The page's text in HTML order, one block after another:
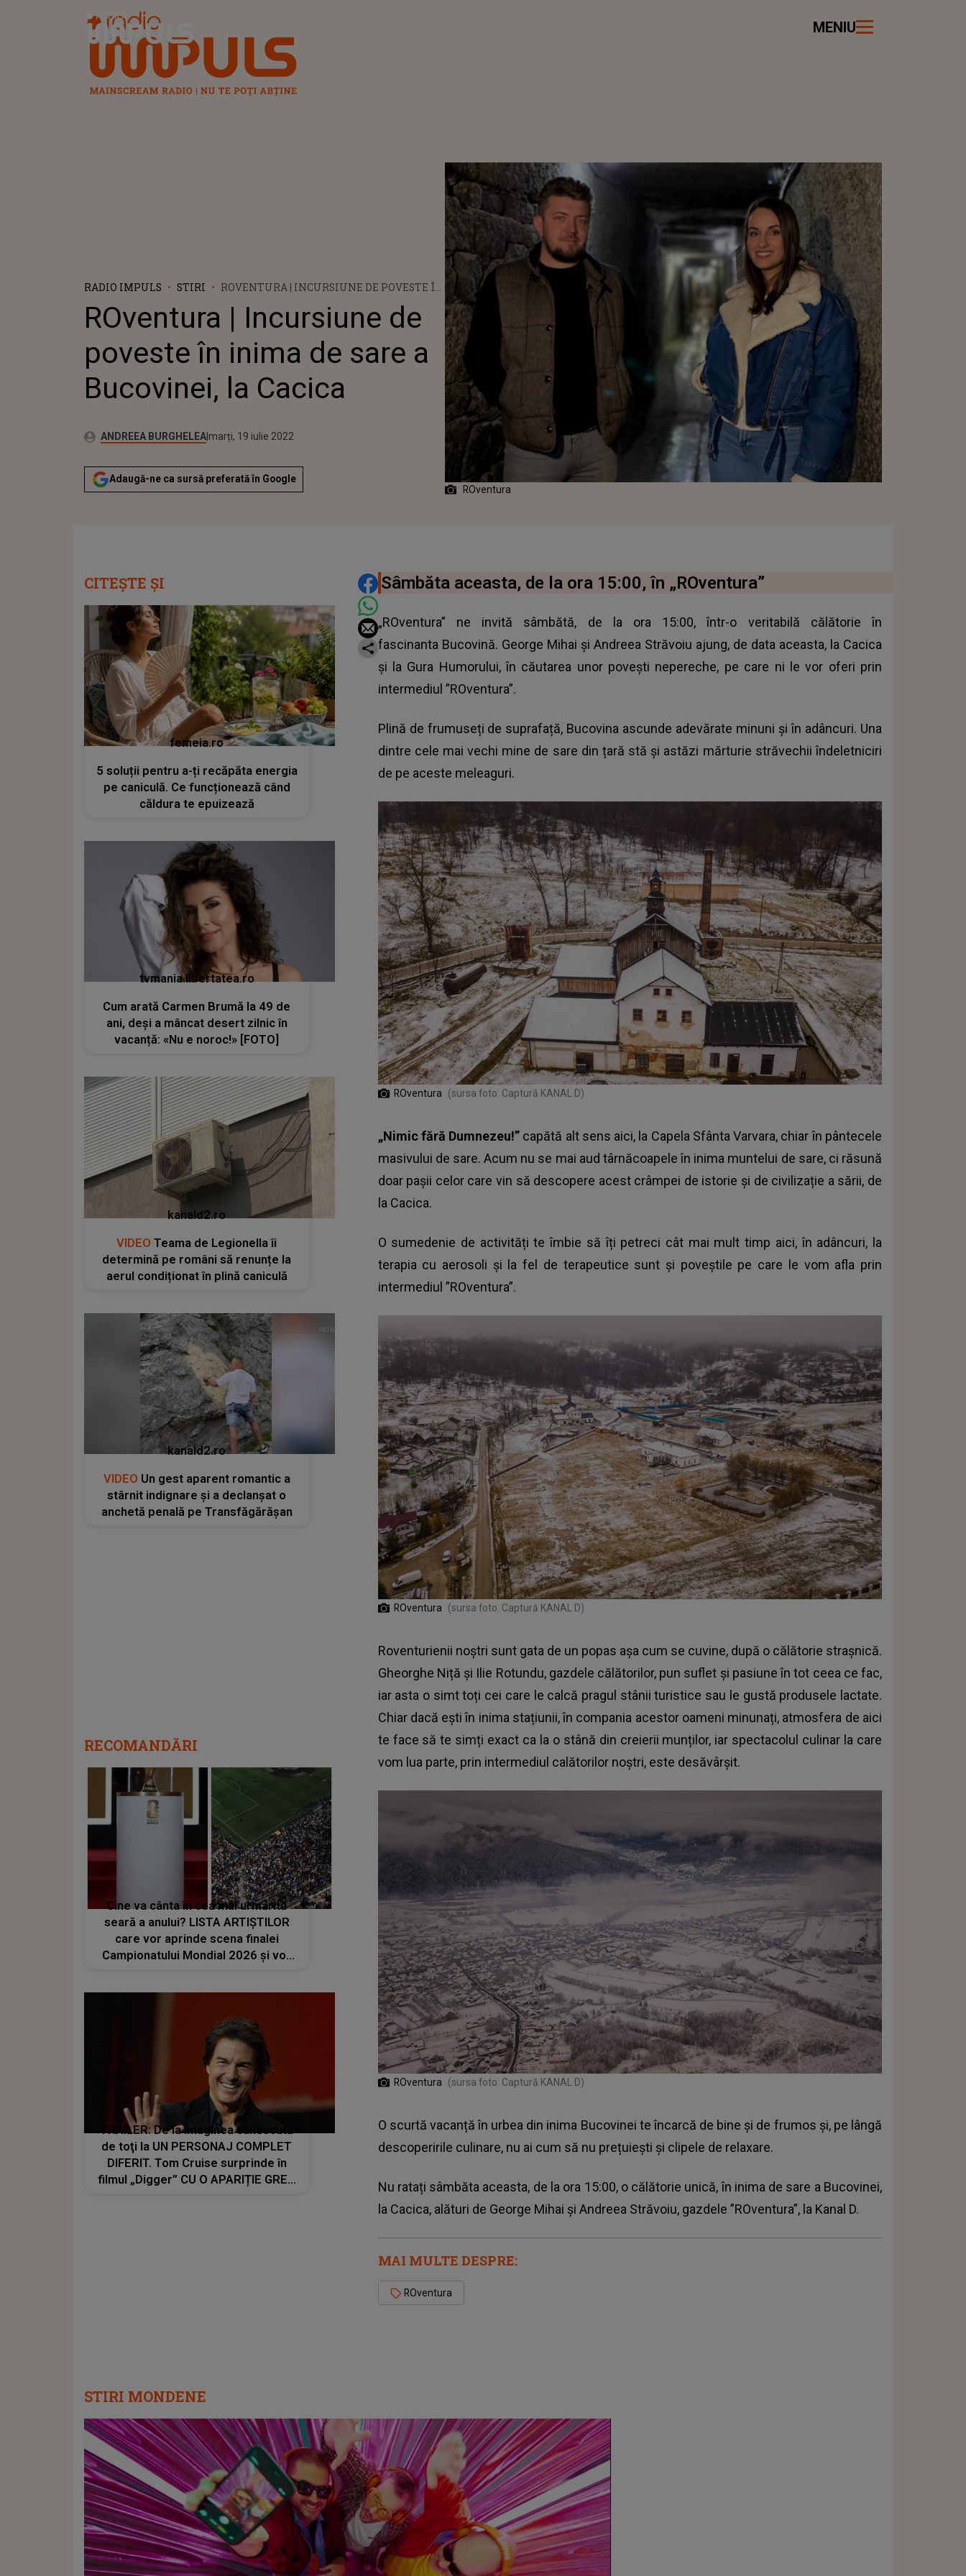
Radio Impuls MENIU
RADIO IMPULS STIRI
ROVENTURA | INCURSIUNE DE POVESTE ÎN
ROventura | Incursiune de
poveste în inima de sare a
Bucovinei, la Cacica
Autor:ANDREEA BURGHELEAPublicat:
vineri, 22 ianuarie 2021
Actualizat:
marți, 19 iulie 2022
Adaugă-ne ca sursă preferată în Google
ROventura
DISTRIBUIE ARTICOLUL
Sâmbăta aceasta, de la ora 15:00, în „ROventura”
„ROventura” ne invită sâmbătă, de la ora 15:00, într-o veritabilă călătorie în
fascinanta Bucovină. George Mihai și Andreea Străvoiu ajung, de data aceasta, la Cacica
și la Gura Humorului, în căutarea unor povești nepereche, pe care ni le vor oferi prin
intermediul ”ROventura”.
Plină de frumuseți de suprafață, Bucovina ascunde adevărate minuni și în adâncuri. Una
dintre cele mai vechi mine de sare din țară stă și astăzi mărturie străvechii îndeletniciri
de pe aceste meleaguri.
ROventura (sursa foto: Captură KANAL D)
„Nimic fără Dumnezeu!” capătă alt sens aici, la Capela Sfânta Varvara, chiar în pântecele
masivului de sare. Acum nu se mai aud târnăcoapele în inima muntelui de sare, ci răsună
doar pașii celor care vin să descopere acest crâmpei de istorie și de civilizație a sării, de
la Cacica.
O sumedenie de activități te îmbie să îți petreci cât mai mult timp aici, în adâncuri, la
terapia cu aerosoli și la fel de terapeutice sunt și poveștile pe care le vom afla prin
intermediul ”ROventura”.
ROventura (sursa foto: Captură KANAL D)
Roventurienii noștri sunt gata de un popas așa cum se cuvine, după o călătorie strașnică.
Gheorghe Niță și Ilie Rotundu, gazdele călătorilor, pun suflet și pasiune în tot ceea ce fac,
iar asta o simt toți cei care le calcă pragul stânii turistice sau le gustă produsele lactate.
Chiar dacă ești în inima stațiunii, în compania acestor oameni minunați, atmosfera de aici
te face să te simți exact ca la o stână din creierii munților, iar spectacolul culinar la care
vom lua parte, prin intermediul calătorilor noștri, este desăvârșit.
ROventura (sursa foto: Captură KANAL D)
O scurtă vacanță în urbea din inima Bucovinei te încarcă de bine și de frumos și, pe lângă
descoperirile culinare, nu ai cum să nu prețuiești și clipele de relaxare.
Nu ratați sâmbăta aceasta, de la ora 15:00, o călătorie unică, în inima de sare a Bucovinei,
la Cacica, alături de George Mihai și Andreea Străvoiu, gazdele ”ROventura”, la Kanal D.
MAI MULTE DESPRE:
ROventura
CITEȘTE ȘI
femeia.ro
5 soluții pentru a-ți recăpăta energia
pe caniculă. Ce funcționează când
căldura te epuizează
tvmania.libertatea.ro
Cum arată Carmen Brumă la 49 de
ani, deși a mâncat desert zilnic în
vacanță: «Nu e noroc!» [FOTO]
kanald2.ro
VIDEO Teama de Legionella îi
determină pe români să renunțe la
aerul condiționat în plină caniculă
kanald2.ro
VIDEO Un gest aparent romantic a
stârnit indignare și a declanșat o
anchetă penală pe Transfăgărășan
RECOMANDĂRI
Cine va cânta în cea mai urmărită
seară a anului? LISTA ARTIȘTILOR
care vor aprinde scena finalei
Campionatului Mondial 2026 și vor
TRAILER: De la imaginea cunoscută
de toţi la UN PERSONAJ COMPLET
DIFERIT. Tom Cruise surprinde în
filmul „Digger” CU O APARIȚIE GREU
STIRI MONDENE